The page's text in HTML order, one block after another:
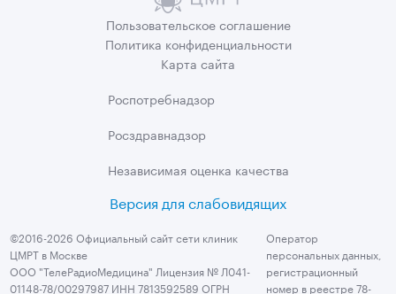
Пользовательскоесоглашение
Политика конфиденциальности
Карта сайта
Роспотребнадзор
Росздравнадзор
Независимая оценка качества
Версия для слабовидящих
©2016-2026 Официальный сайт сети клиник
ЦМРТ в Москве
ООО "ТелеРадиоМедицина" Лицензия № Л041-
01148-78/00297987 ИНН 7813592589 ОГРН
Оператор
персональных данных,
регистрационный
номер в реестре 78-